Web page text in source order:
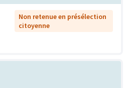
Non retenue en présélection
citoyenne